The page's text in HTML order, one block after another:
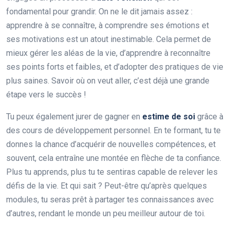
fondamental pour grandir. On ne le dit jamais assez :
apprendre à se connaître, à comprendre ses émotions et
ses motivations est un atout inestimable. Cela permet de
mieux gérer les aléas de la vie, d’apprendre à reconnaître
ses points forts et faibles, et d’adopter des pratiques de vie
plus saines. Savoir où on veut aller, c’est déjà une grande
étape vers le succès !
Tu peux également jurer de gagner en estime de soi grâce à
des cours de développement personnel. En te formant, tu te
donnes la chance d’acquérir de nouvelles compétences, et
souvent, cela entraîne une montée en flèche de ta confiance.
Plus tu apprends, plus tu te sentiras capable de relever les
défis de la vie. Et qui sait ? Peut-être qu’après quelques
modules, tu seras prêt à partager tes connaissances avec
d’autres, rendant le monde un peu meilleur autour de toi.